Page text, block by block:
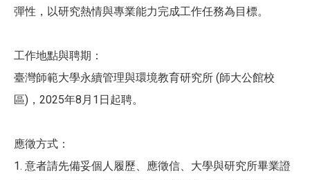
彈性，以研究熱情與專業能力完成工作任務為目標。
工作地點與聘期：
臺灣師範大學永續管理與環境教育研究所 (師大公館校
區)，2025年8月1日起聘。
應徵方式：
1. 意者請先備妥個人履歷、應徵信、大學與研究所畢業證